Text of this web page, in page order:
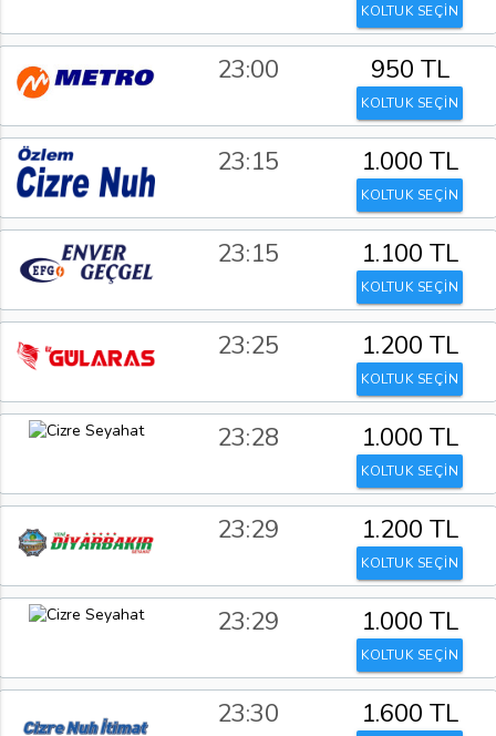
KOLTUK SEÇİN
23:00 950 TL
KOLTUK SEÇİN
23:15 1.000 TL
KOLTUK SEÇİN
23:15 1.100 TL
KOLTUK SEÇİN
23:25 1.200 TL
KOLTUK SEÇİN
23:28 1.000 TL
KOLTUK SEÇİN
23:29 1.200 TL
KOLTUK SEÇİN
23:29 1.000 TL
KOLTUK SEÇİN
23:30 1.600 TL